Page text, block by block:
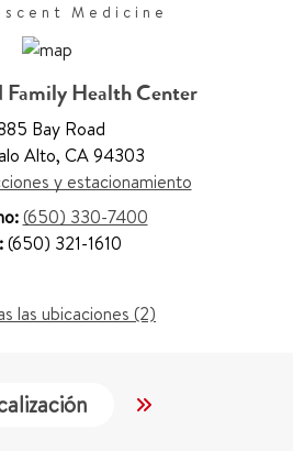
Medicine
Family Health Center
Bay Road
Alto, CA 94303
y estacionamiento
(650) 330-7400
(650) 321-1610
las ubicaciones (2)
Trabajo y